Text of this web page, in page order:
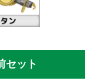
セット